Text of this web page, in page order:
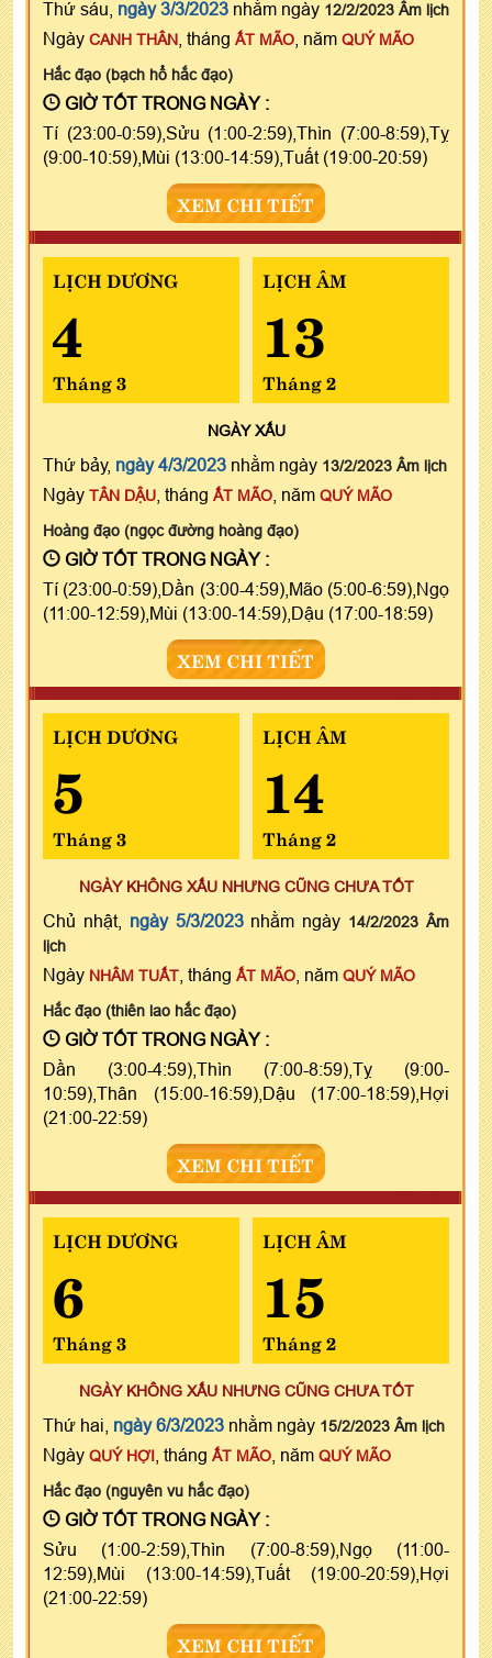
Thứ sáu, ngày 3/3/2023 nhằm ngày 12/2/2023 Âm lịch
Ngày CANH THÂN , tháng ẤT MÃO , năm QUÝ MÃO
Hắc đạo (bạch hổ hắc đạo)
GIỜ TỐT TRONG NGÀY :
Tí (23:00-0:59),Sửu (1:00-2:59),Thìn (7:00-8:59),Tỵ
(9:00-10:59),Mùi (13:00-14:59),Tuất (19:00-20:59)
XEM CHI TIẾT
LỊCH DƯƠNG
4
Tháng 3
LỊCH ÂM
13
Tháng 2
NGÀYXẤU
Thứ bảy, ngày 4/3/2023 nhằm ngày 13/2/2023 Âm lịch
Ngày TÂN DẬU , tháng ẤT MÃO , năm QUÝ MÃO
Hoàng đạo (ngọc đường hoàng đạo)
GIỜ TỐT TRONG NGÀY :
Tí (23:00-0:59),Dần (3:00-4:59),Mão (5:00-6:59),Ngọ
(11:00-12:59),Mùi (13:00-14:59),Dậu (17:00-18:59)
XEM CHI TIẾT
LỊCH DƯƠNG
5
Tháng 3
LỊCH ÂM
14
Tháng 2
NGÀY KHÔNG XẤU NHƯNG CŨNG CHƯA TỐT
Chủ nhật, ngày 5/3/2023nhằm ngày 14/2/2023 Âm
lịch
Ngày NHÂM TUẤT , tháng ẤT MÃO , năm QUÝ MÃO
Hắc đạo (thiên lao hắc đạo)
GIỜ TỐT TRONG NGÀY :
Dần (3:00-4:59),Thìn (7:00-8:59),Tỵ (9:00-
10:59),Thân (15:00-16:59),Dậu (17:00-18:59),Hợi
(21:00-22:59)
XEM CHI TIẾT
LỊCH DƯƠNG
6
Tháng 3
LỊCH ÂM
15
Tháng 2
NGÀY KHÔNG XẤU NHƯNG CŨNG CHƯA TỐT
Thứ hai, ngày 6/3/2023 nhằm ngày 15/2/2023 Âm lịch
Ngày QUÝ HỢI , tháng ẤT MÃO , năm QUÝ MÃO
Hắc đạo (nguyên vu hắc đạo)
GIỜ TỐT TRONG NGÀY :
Sửu (1:00-2:59),Thìn (7:00-8:59),Ngọ (11:00-
12:59),Mùi (13:00-14:59),Tuất (19:00-20:59),Hợi
(21:00-22:59)
XEM CHI TIẾT